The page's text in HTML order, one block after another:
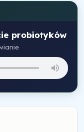
probiotyków